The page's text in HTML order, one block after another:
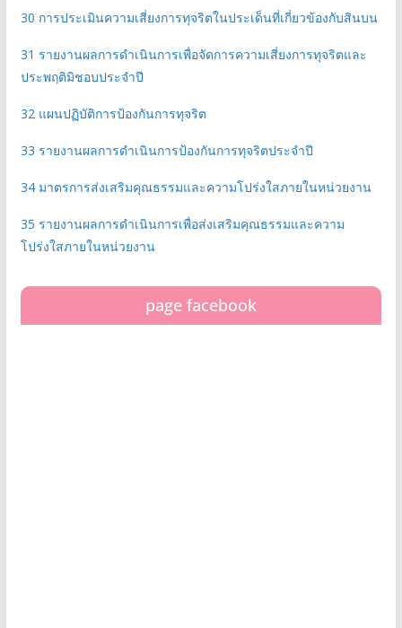
30 การประเมินความเสี่ยงการทุจริตในประเด็นที่เกี่ยวข้องกับสินบน
31 รายงานผลการดําเนินการเพื่อจัดการความเสี่ยงการทุจริตและ
ประพฤติมิชอบประจําปี
32 แผนปฏิบัติการป้องกันการทุจริต
33 รายงานผลการดําเนินการป้องกันการทุจริตประจําปี
34 มาตรการส่งเสริมคุณธรรมและความโปร่งใสภายในหน่วยงาน
35 รายงานผลการดําเนินการเพื่อส่งเสริมคุณธรรมและความ
โปร่งใสภายในหน่วยงาน
page facebook